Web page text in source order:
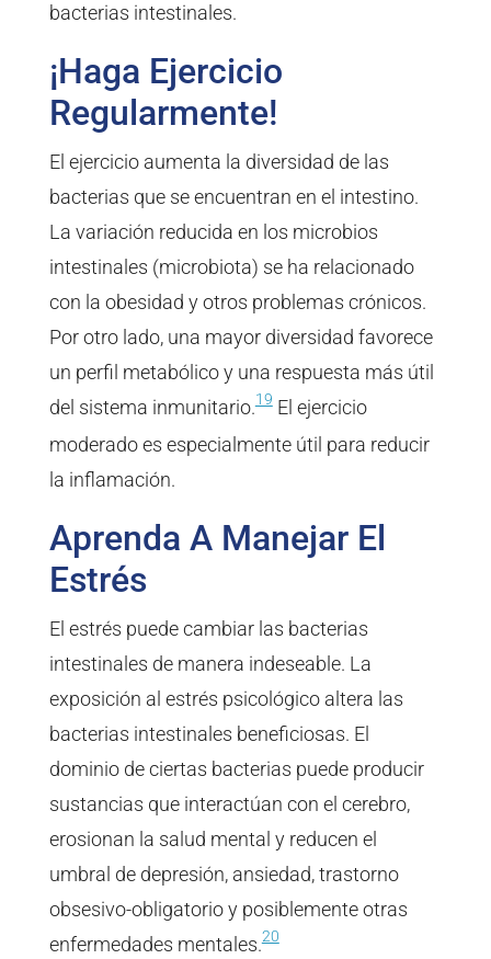
bacterias intestinales.
¡Haga Ejercicio
Regularmente!
El ejercicio aumenta la diversidad de las
bacterias que se encuentran en el intestino.
La variación reducida en los microbios
intestinales (microbiota) se ha relacionado
con la obesidad y otros problemas crónicos.
Por otro lado, una mayor diversidad favorece
un perfil metabólico y una respuesta más útil
del sistema inmunitario.19El ejercicio
moderado es especialmente útil para reducir
la inflamación.
Aprenda A Manejar El
Estrés
El estrés puede cambiar las bacterias
intestinales de manera indeseable. La
exposición al estrés psicológico altera las
bacterias intestinales beneficiosas. El
dominio de ciertas bacterias puede producir
sustancias que interactúan con el cerebro,
erosionan la salud mental y reducen el
umbral de depresión, ansiedad, trastorno
obsesivo-obligatorio y posiblemente otras
enfermedades mentales.20